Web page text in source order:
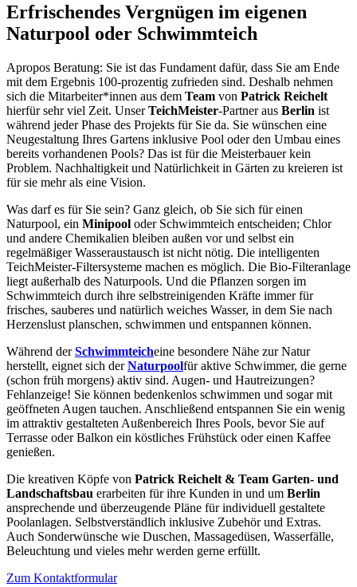
Erfrischendes Vergnügen im eigenen
Naturpool oder Schwimmteich
Apropos Beratung: Sie ist das Fundament dafür, dass Sie am Ende
mit dem Ergebnis 100-prozentig zufrieden sind. Deshalb nehmen
sich die Mitarbeiter*innen aus dem Team von Patrick Reichelt
hierfür sehr viel Zeit. UnserTeichMeister-Partner aus Berlin ist
während jeder Phase des Projekts für Sie da. Sie wünschen eine
Neugestaltung Ihres Gartens inklusive Pool oder den Umbau eines
bereits vorhandenen Pools? Das ist für die Meisterbauer kein
Problem. Nachhaltigkeit und Natürlichkeit in Gärten zu kreieren ist
für sie mehr als eine Vision.
Was darf es für Sie sein? Ganz gleich, ob Sie sich für einen
Naturpool, ein Minipool oder Schwimmteich entscheiden; Chlor
und andere Chemikalien bleiben außen vor und selbst ein
regelmäßiger Wasseraustausch ist nicht nötig. Die intelligenten
TeichMeister-Filtersysteme machen es möglich. Die Bio-Filteranlage
liegt außerhalb des Naturpools. Und die Pflanzen sorgen im
Schwimmteich durch ihre selbstreinigenden Kräfte immer für
frisches, sauberes und natürlich weiches Wasser, in dem Sie nach
Herzenslust planschen, schwimmen und entspannen können.
Während derSchwimmteicheine besondere Nähe zur Natur
herstellt, eignet sich derNaturpoolfür aktive Schwimmer, die gerne
(schon früh morgens) aktiv sind. Augen- und Hautreizungen?
Fehlanzeige! Sie können bedenkenlos schwimmen und sogar mit
geöffneten Augen tauchen. Anschließend entspannen Sie ein wenig
im attraktiv gestalteten Außenbereich Ihres Pools, bevor Sie auf
Terrasse oder Balkon ein köstliches Frühstück oder einen Kaffee
genießen.
Die kreativen Köpfe von Patrick Reichelt & Team Garten- und
Landschaftsbau erarbeiten für ihre Kunden in und um Berlin
ansprechende und überzeugende Pläne für individuell gestaltete
Poolanlagen. Selbstverständlich inklusive Zubehör und Extras.
Auch Sonderwünsche wie Duschen, Massagedüsen, Wasserfälle,
Beleuchtung und vieles mehr werden gerne erfüllt.
Zum Kontaktformular